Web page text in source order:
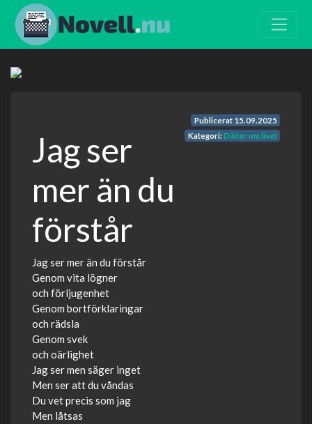
Publicerat 15.09.2025
Kategori:Dikter om livet
Jag ser
mer än du
förstår
Jag ser mer än du förstår
Genom vita lögner
och förljugenhet
Genom bortförklaringar
och rädsla
Genom svek
och oärlighet
Jag ser men säger inget
Men ser att du våndas
Du vet precis som jag
Men låtsas